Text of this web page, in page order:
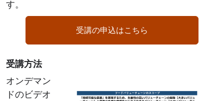
す。
受講の申込はこちら
受講方法
オンデマン
ドのビデオ